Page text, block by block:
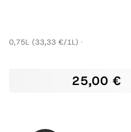
0,75L (33,33 €/1L)
25,00 €